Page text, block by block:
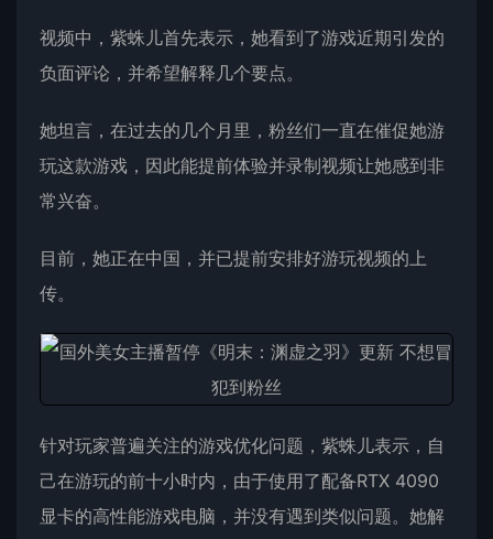
视频中，紫蛛儿首先表示，她看到了游戏近期引发的
负面评论，并希望解释几个要点。
她坦言，在过去的几个月里，粉丝们一直在催促她游
玩这款游戏，因此能提前体验并录制视频让她感到非
常兴奋。
目前，她正在中国，并已提前安排好游玩视频的上
传。
针对玩家普遍关注的游戏优化问题，紫蛛儿表示，自
己在游玩的前十小时内，由于使用了配备RTX 4090
显卡的高性能游戏电脑，并没有遇到类似问题。她解